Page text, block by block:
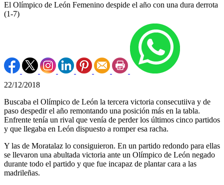
El Olímpico de León Femenino despide el año con una dura derrota
(1-7)
22/12/2018
Buscaba el Olímpico de León la tercera victoria consecutiiva y de
paso despedir el año remontando una posición más en la tabla.
Enfrente tenía un rival que venía de perder los últimos cinco partidos
y que llegaba en León dispuesto a romper esa racha.
Y las de Moratalaz lo consiguieron. En un partido redondo para ellas
se llevaron una abultada victoria ante un Olímpico de León negado
durante todo el partido y que fue incapaz de plantar cara a las
madrileñas.